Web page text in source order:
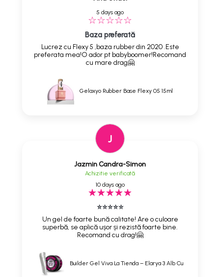
5 days ago
Baza preferată
Lucrez cu Flexy 5 ,baza rubber din 2020 .Este
preferata mea!O ador pt babyboomer!Recomand
cu mare drag🤗
Gelaxyo Rubber Base Flexy 05 15ml
J
Jazmin Candra-Simon
Achizitie verificată
10 days ago
⭐⭐⭐⭐⭐
Un gel de foarte bună calitate! Are o culoare
superbă, se aplică ușor și rezistă foarte bine.
Recomand cu drag!🤗
Builder Gel Viva La Tienda – Elarya 3 Alb Cu